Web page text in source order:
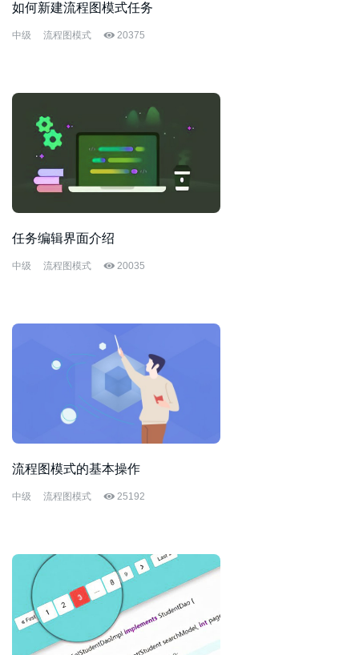
如何新建流程图模式任务
中级 流程图模式 20375
任务编辑界面介绍
中级 流程图模式 20035
流程图模式的基本操作
中级 流程图模式 25192